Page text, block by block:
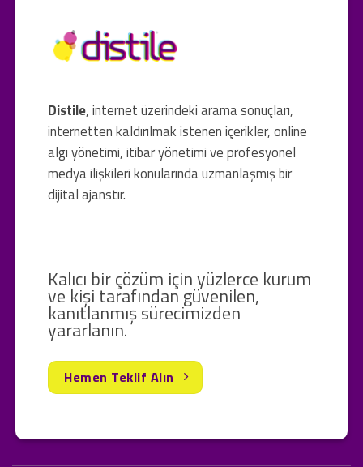
Distile, internet üzerindeki arama sonuçları,
internetten kaldırılmak istenen içerikler, online
algı yönetimi, itibar yönetimi ve profesyonel
medya ilişkileri konularında uzmanlaşmış bir
dijital ajanstır.
Kalıcı bir çözüm için yüzlerce kurum
ve kişi tarafından güvenilen,
kanıtlanmış sürecimizden
yararlanın.
Hemen Teklif Alın